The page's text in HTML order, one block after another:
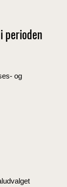
perioden
og